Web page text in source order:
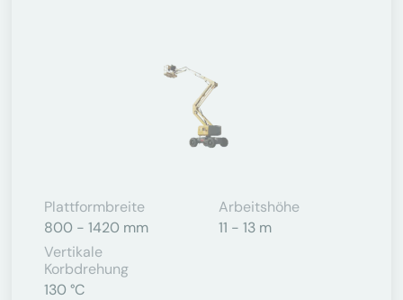
Plattformbreite
800 - 1420 mm
Arbeitshöhe
11 - 13 m
Vertikale
Korbdrehung
130 °C